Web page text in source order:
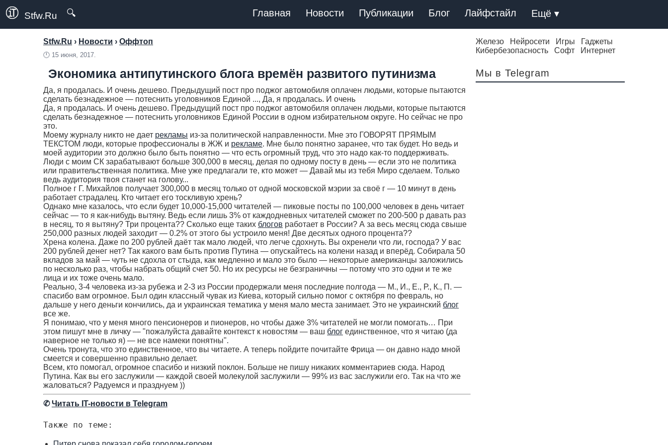
Stfw.Ru 🔍 Главная Новости Публикации Блог Лайфстайл Ещё ▾
Stfw.Ru › Новости › Оффтоп
🕛 15 июня, 2017.
Экономика антипутинского блога времён развитого путинизма
Да, я продалась. И очень дешево. Предыдущий пост про поджог автомобиля оплачен людьми, которые пытаются
сделать безнадежное — потеснить уголовников Единой ..., Да, я продалась. И очень
Да, я продалась. И очень дешево. Предыдущий пост про поджог автомобиля оплачен людьми, которые пытаются
сделать безнадежное — потеснить уголовников Единой России в одном избирательном округе. Но сейчас не про
это.
Моему журналу никто не дает рекламы из-за политической направленности. Мне это ГОВОРЯТ ПРЯМЫМ
ТЕКСТОМ люди, которые профессионалы в ЖЖ и рекламе. Мне было понятно заранее, что так будет. Но ведь и
моей аудитории это должно было быть понятно — что есть огромный труд, что это надо как-то поддерживать.
Люди с моим СК зарабатывают больше 300,000 в месяц, делая по одному посту в день — если это не политика
или правительственная политика. Мне уже предлагали те, кто может — Давай мы из тебя Миро сделаем. Только
ведь аудитория твоя станет на голову...
Полное г Г. Михайлов получает 300,000 в месяц только от одной московской мэрии за своё г — 10 минут в день
работает страдалец. Кто читает его тоскливую хрень?
Однако мне казалось, что если будет 10,000-15,000 читателей — пиковые посты по 100,000 человек в день читает
сейчас — то я как-нибудь вытяну. Ведь если лишь 3% от каждодневных читателей сможет по 200-500 р давать раз
в несяц, то я вытяну? Три процента?? Сколько еще таких блогов работает в России? А за весь месяц сюда свыше
250,000 разных людей заходит — 0.2% от этого бы устроило меня! Две десятых одного процента??
Хрена колена. Даже по 200 рублей даёт так мало людей, что легче сдохнуть. Вы охренели что ли, господа? У вас
200 рублей денег нет? Так какого вам быть против Путина — опускайтесь на колени назад и вперёд. Собирала 50
вкладов за май — чуть не сдохла от стыда, как медленно и мало это было — некоторые американцы заложились
по несколько раз, чтобы набрать общий счет 50. Но их ресурсы не безграничны — потому что это одни и те же
лица и их тоже очень мало.
Реально, 3-4 человека из-за рубежа и 2-3 из России продержали меня последние полгода — М., И., Е., Р., К., П. —
спасибо вам огромное. Был один классный чувак из Киева, который сильно помог с октября по февраль, но
дальше у него деньги кончились, да и украинская тематика у меня мало места занимает. Это не украинский блог
все же.
Я понимаю, что у меня много пенсионеров и пионеров, но чтобы даже 3% читателей не могли помогать… При
этом пишут мне в личку — "пожалуйста давайте контекст к новостям — ваш блог единственное, что я читаю (да
наверное не только я) — не все намеки понятны".
Очень тронута, что это единственное, что вы читаете. А теперь пойдите почитайте Фрица — он давно надо мной
смеется и совершенно правильно делает.
Всем, кто помогал, огромное спасибо и низкий поклон. Больше не пишу никаких комментариев сюда. Народ
Путина. Как вы его заслужили — каждой своей молекулой заслужили — 99% из вас заслужили его. Так на что же
жаловаться? Радуемся и празднуем ))
✆Читать IT-новости в Telegram
Также по теме:
Железо Нейросети Игры
Гаджеты
Кибербезопасность
Софт Интернет
Мы в Telegram